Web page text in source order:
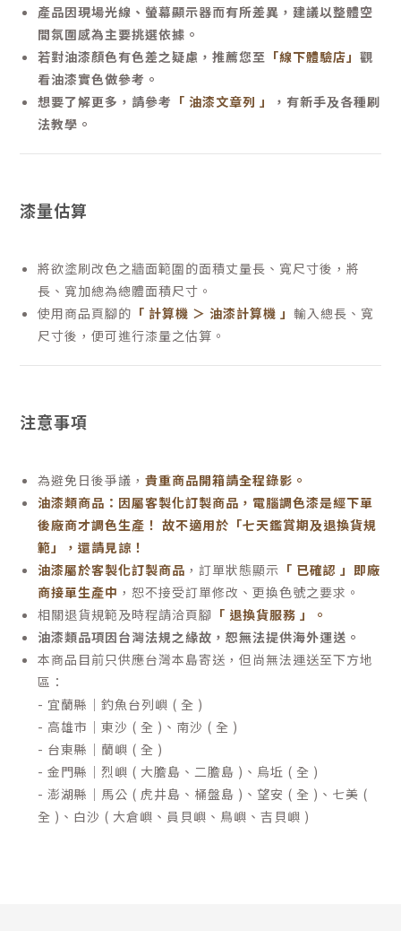
產品因現場光線、螢幕顯示器而有所差異，建議以整體空
間氛圍感為主要挑選依據。
若對油漆顏色有色差之疑慮，推薦您至 「線下體驗店」 觀
看油漆實色做參考。
想要了解更多，請參考 「 油漆文章列 」
，有新手及各種刷
法教學。
漆量估算
將欲塗刷改色之牆面範圍的面積丈量長、寬尺寸後，將
長、寬加總為總體面積尺寸。
使用商品頁腳的 「 計算機 ＞ 油漆計算機 」 輸入總長、寬
尺寸後，便可進行漆量之估算。
注意事項
為避免日後爭議， 貴重商品開箱請全程錄影。
油漆類商品：因屬客製化訂製商品，電腦調色漆是經下單
後廠商才調色生產！ 故不適用於「七天鑑賞期及退換貨規
範」，還請見諒！
油漆屬於客製化訂製商品 ，訂單狀態顯示 「 已確認 」即廠
商接單生產中 ，恕不接受訂單修改、更換色號之要求。
相關退貨規範及時程請洽頁腳 「 退換貨服務 」
。
油漆類品項因台灣法規之緣故，恕無法提供海外運送。
本商品目前只供應台灣本島寄送，但尚無法運送至下方地
區：
- 宜蘭縣｜釣魚台列嶼 ( 全 )
- 高雄市｜東沙 ( 全 )、南沙 ( 全 )
- 台東縣｜蘭嶼 ( 全 )
- 金門縣｜烈嶼 ( 大膽島、二膽島 )、烏坵 ( 全 )
- 澎湖縣｜馬公 ( 虎井島、桶盤島 )、望安 ( 全 )、七美 (
全 )、白沙 ( 大倉嶼、員貝嶼、鳥嶼、吉貝嶼 )